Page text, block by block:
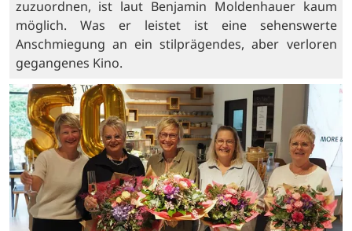
zuzuordnen, ist laut Benjamin Moldenhauer kaum
möglich. Was er leistet ist eine sehenswerte
Anschmiegung an ein stilprägendes, aber verloren
gegangenes Kino.